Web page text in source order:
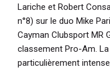
Lariche et Robert
n°8) sur le duo Mike
Cayman Clubsport MR
classement Pro-Am.
particulièrement